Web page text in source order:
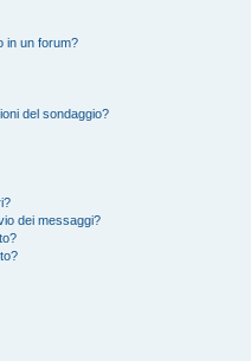
in un forum?
del sondaggio?
dei messaggi?